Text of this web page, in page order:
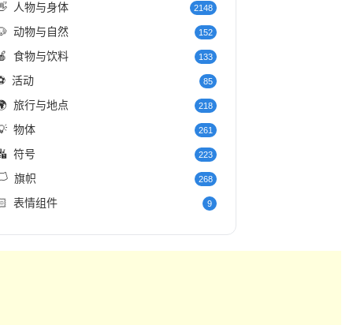
人物与身体 2148
动物与自然 152
食物与饮料 133
活动 85
旅行与地点 218
物体 261
符号 223
旗帜 268
表情组件 9